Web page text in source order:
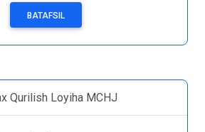
BATAFSIL
Qurilish Loyiha MCHJ